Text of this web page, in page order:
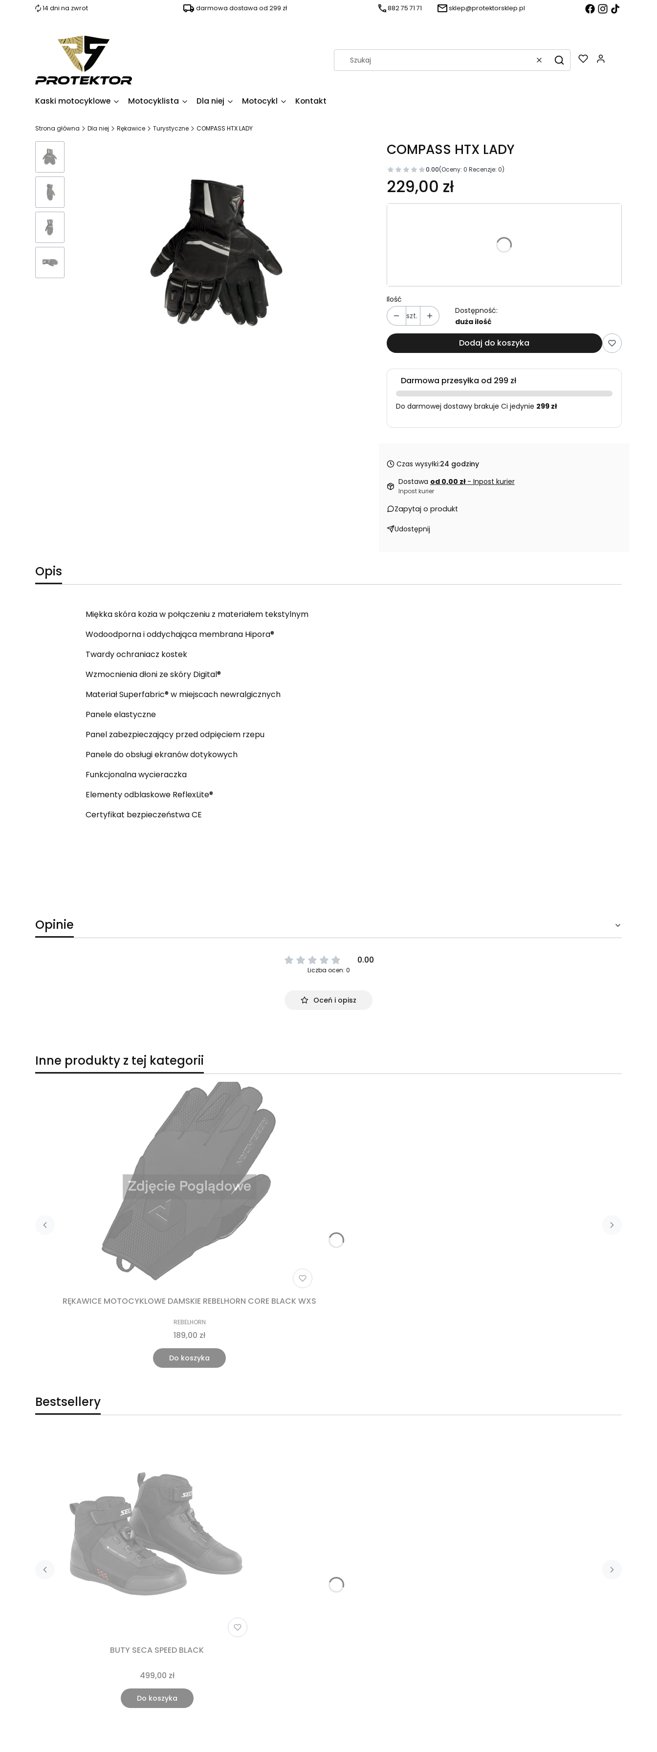
14 dni na zwrot darmowa dostawa od 299 zł 882 75 71 71 sklep@protektorsklep.pl
WyczyśćSzukaj
Kaski motocyklowe Motocyklista Dla niej Motocykl Kontakt
Strona główna Dla niej Rękawice Turystyczne COMPASS HTX LADY
COMPASS HTX LADY
0.00(Oceny: 0 Recenzje: 0)
Cena
229,00 zł
Ilość
szt.
Dostępność:
duża ilość
Dodaj do koszyka
Darmowa przesyłka od 299 zł
Do darmowej dostawy brakuje Ci jedynie 299 zł
Czas wysyłki:24 godziny
Dostawa od 0,00 zł - Inpost kurier
Inpost kurier
Zapytaj o produkt
Udostępnij
Opis
Miękka skóra kozia w połączeniu z materiałem tekstylnym
Wodoodporna i oddychająca membrana Hipora®
Twardy ochraniacz kostek
Wzmocnienia dłoni ze skóry Digital®
Materiał Superfabric® w miejscach newralgicznych
Panele elastyczne
Panel zabezpieczający przed odpięciem rzepu
Panele do obsługi ekranów dotykowych
Funkcjonalna wycieraczka
Elementy odblaskowe ReflexLite®
Certyfikat bezpieczeństwa CE
Opinie
0.00
Liczba ocen: 0
Oceń i opisz
Inne produkty z tej kategorii
RĘKAWICE MOTOCYKLOWE DAMSKIE REBELHORN CORE BLACK WXS
REBELHORN
189,00 zł
Do koszyka
Bestsellery
BUTY SECA SPEED BLACK
499,00 zł
Do koszyka